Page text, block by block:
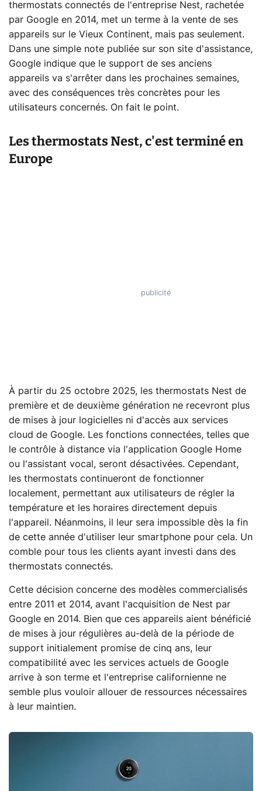
thermostats connectés de l'entreprise Nest, rachetée
par Google en 2014, met un terme à la vente de ses
appareils sur le Vieux Continent, mais pas seulement.
Dans une simple note publiée sur son site d'assistance,
Google indique que le support de ses anciens
appareils va s'arrêter dans les prochaines semaines,
avec des conséquences très concrètes pour les
utilisateurs concernés. On fait le point.
Les thermostats Nest, c'est terminé en
Europe
À partir du 25 octobre 2025, les thermostats Nest de
première et de deuxième génération ne recevront plus
de mises à jour logicielles ni d'accès aux services
cloud de Google. Les fonctions connectées, telles que
le contrôle à distance via l'application Google Home
ou l'assistant vocal, seront désactivées. Cependant,
les thermostats continueront de fonctionner
localement, permettant aux utilisateurs de régler la
température et les horaires directement depuis
l'appareil. Néanmoins, il leur sera impossible dès la fin
de cette année d'utiliser leur smartphone pour cela. Un
comble pour tous les clients ayant investi dans des
thermostats connectés.
Cette décision concerne des modèles commercialisés
entre 2011 et 2014, avant l'acquisition de Nest par
Google en 2014. Bien que ces appareils aient bénéficié
de mises à jour régulières au-delà de la période de
support initialement promise de cinq ans, leur
compatibilité avec les services actuels de Google
arrive à son terme et l'entreprise californienne ne
semble plus vouloir allouer de ressources nécessaires
à leur maintien.